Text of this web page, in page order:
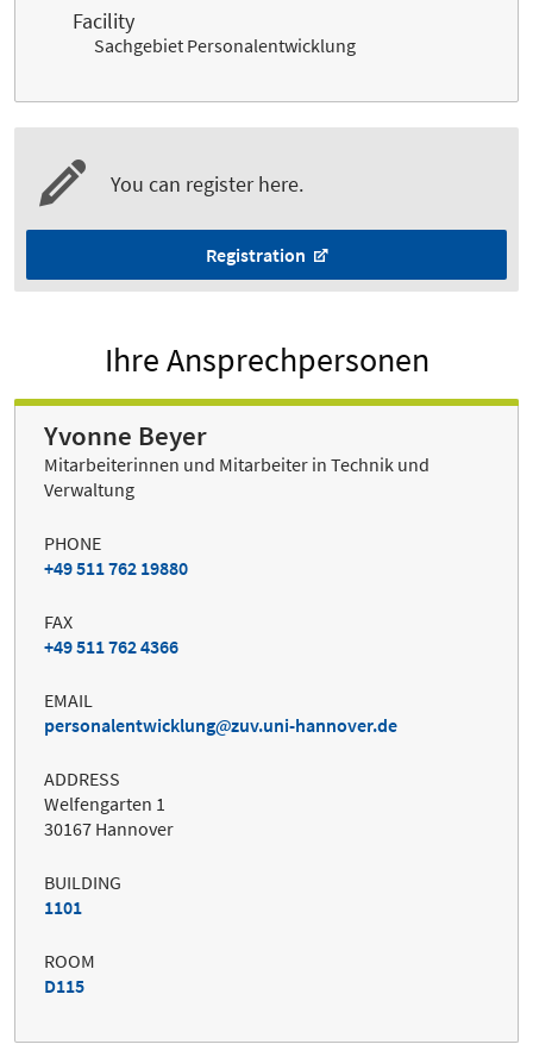
Facility
Sachgebiet Personalentwicklung
You can register here.
Registration
Ihre Ansprechpersonen
Yvonne Beyer
Mitarbeiterinnen und Mitarbeiter in Technik und
Verwaltung
PHONE
+49 511 762 19880
FAX
+49 511 762 4366
EMAIL
personalentwicklung
zuv.uni-hannover.de
ADDRESS
Welfengarten 1
30167 Hannover
BUILDING
1101
ROOM
D115